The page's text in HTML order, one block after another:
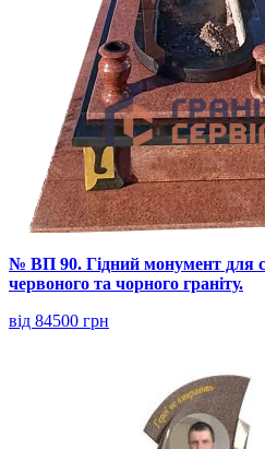
№ ВП 90. Гідний монумент для
червоного та чорного граніту.
від 84500 грн